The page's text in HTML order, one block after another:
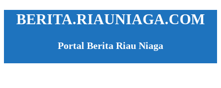
BERITA.RIAUNIAGA.COM
Portal Berita Riau Niaga